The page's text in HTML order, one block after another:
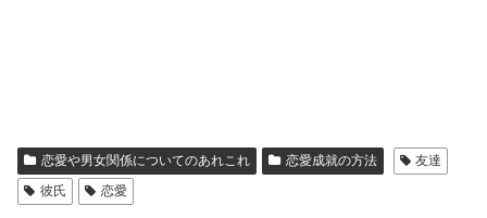
恋愛や男女関係についてのあれこれ 恋愛成就の方法
友達
彼氏
恋愛